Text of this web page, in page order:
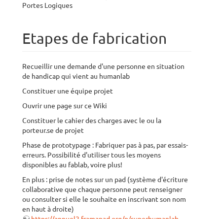
Portes Logiques
Etapes de fabrication
Recueillir une demande d'une personne en situation
de handicap qui vient au humanlab
Constituer une équipe projet
Ouvrir une page sur ce Wiki
Constituer le cahier des charges avec le ou la
porteur.se de projet
Phase de prototypage : Fabriquer pas à pas, par essais-
erreurs. Possibilité d'utiliser tous les moyens
disponibles au fablab, voire plus!
En plus : prise de notes sur un pad (système d'écriture
collaborative que chaque personne peut renseigner
ou consulter si elle le souhaite en inscrivant son nom
en haut à droite)